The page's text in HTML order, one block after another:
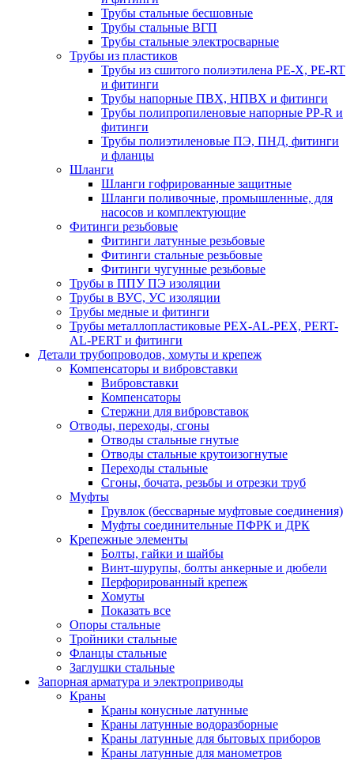
Трубы стальные бесшовные
Трубы стальные ВГП
Трубы стальные электросварные
Трубы из пластиков
Трубы из сшитого полиэтилена PE-X, PE-RT
и фитинги
Трубы напорные ПВХ, НПВХ и фитинги
Трубы полипропиленовые напорные PP-R и
фитинги
Трубы полиэтиленовые ПЭ, ПНД, фитинги
и фланцы
Шланги
Шланги гофрированные защитные
Шланги поливочные, промышленные, для
насосов и комплектующие
Фитинги резьбовые
Фитинги латунные резьбовые
Фитинги стальные резьбовые
Фитинги чугунные резьбовые
Трубы в ППУ ПЭ изоляции
Трубы в ВУС, УС изоляции
Трубы медные и фитинги
Трубы металлопластиковые PEX-AL-PEX, PERT-
AL-PERT и фитинги
Детали трубопроводов, хомуты и крепеж
Компенсаторы и вибровставки
Вибровставки
Компенсаторы
Стержни для вибровставок
Отводы, переходы, сгоны
Отводы стальные гнутые
Отводы стальные крутоизогнутые
Переходы стальные
Сгоны, бочата, резьбы и отрезки труб
Муфты
Грувлок (бессварные муфтовые соединения)
Муфты соединительные ПФРК и ДРК
Крепежные элементы
Болты, гайки и шайбы
Винт-шурупы, болты анкерные и дюбели
Перфорированный крепеж
Хомуты
Показать все
Опоры стальные
Тройники стальные
Фланцы стальные
Заглушки стальные
Запорная арматура и электроприводы
Краны
Краны конусные латунные
Краны латунные водоразборные
Краны латунные для бытовых приборов
Краны латунные для манометров